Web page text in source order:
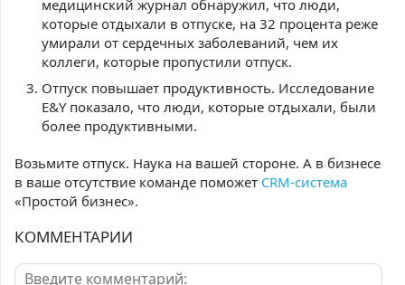
медицинский журнал обнаружил, что люди,
которые отдыхали в отпуске, на 32 процента реже
умирали от сердечных заболеваний, чем их
коллеги, которые пропустили отпуск.
Отпуск повышает продуктивность. Исследование
E&Y показало, что люди, которые отдыхали, были
более продуктивными.
Возьмите отпуск. Наука на вашей стороне. А в бизнесе
в ваше отсутствие команде поможет CRM-система
«Простой бизнес».
КОММЕНТАРИИ